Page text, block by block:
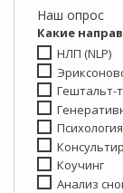
Наш опрос
Какие
НЛП (NLP)
Гештальт-
Коучинг
Анализ